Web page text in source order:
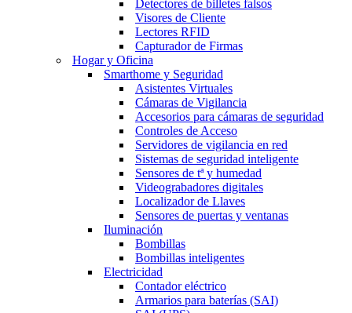
Detectores de billetes falsos
Visores de Cliente
Lectores RFID
Capturador de Firmas
Hogar y Oficina
Smarthome y Seguridad
Asistentes Virtuales
Cámaras de Vigilancia
Accesorios para cámaras de seguridad
Controles de Acceso
Servidores de vigilancia en red
Sistemas de seguridad inteligente
Sensores de tª y humedad
Videograbadores digitales
Localizador de Llaves
Sensores de puertas y ventanas
Iluminación
Bombillas
Bombillas inteligentes
Electricidad
Contador eléctrico
Armarios para baterías (SAI)